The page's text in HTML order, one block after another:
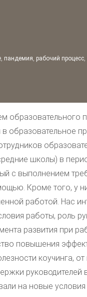
, пандемия, рабочий процесс,
образовательного
образовательное
школы) в
с выполнением
Кроме того, у
работой. Нас
работы, роль
развития при
повышения
коучинга,
руководителей
на новые